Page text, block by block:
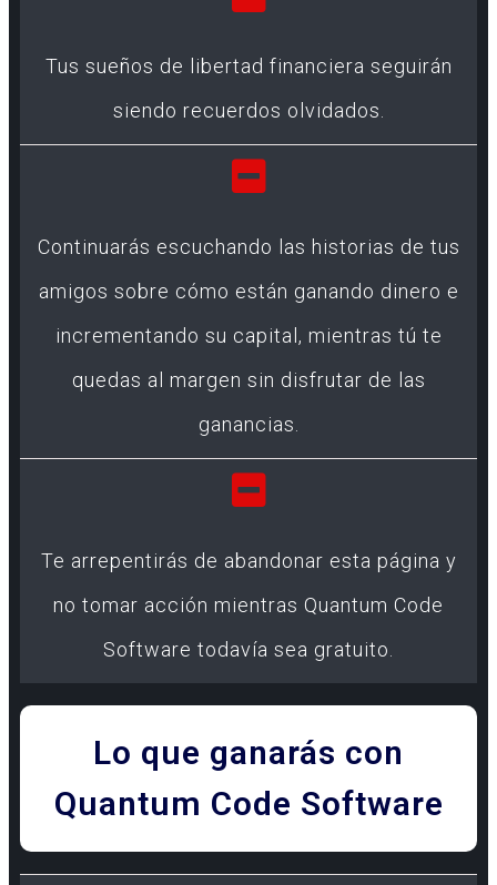
Tus sueños de libertad financiera seguirán
siendo recuerdos olvidados.
Continuarás escuchando las historias de tus
amigos sobre cómo están ganando dinero e
incrementando su capital, mientras tú te
quedas al margen sin disfrutar de las
ganancias.
Te arrepentirás de abandonar esta página y
no tomar acción mientras Quantum Code
Software todavía sea gratuito.
Lo que ganarás con
Quantum Code Software